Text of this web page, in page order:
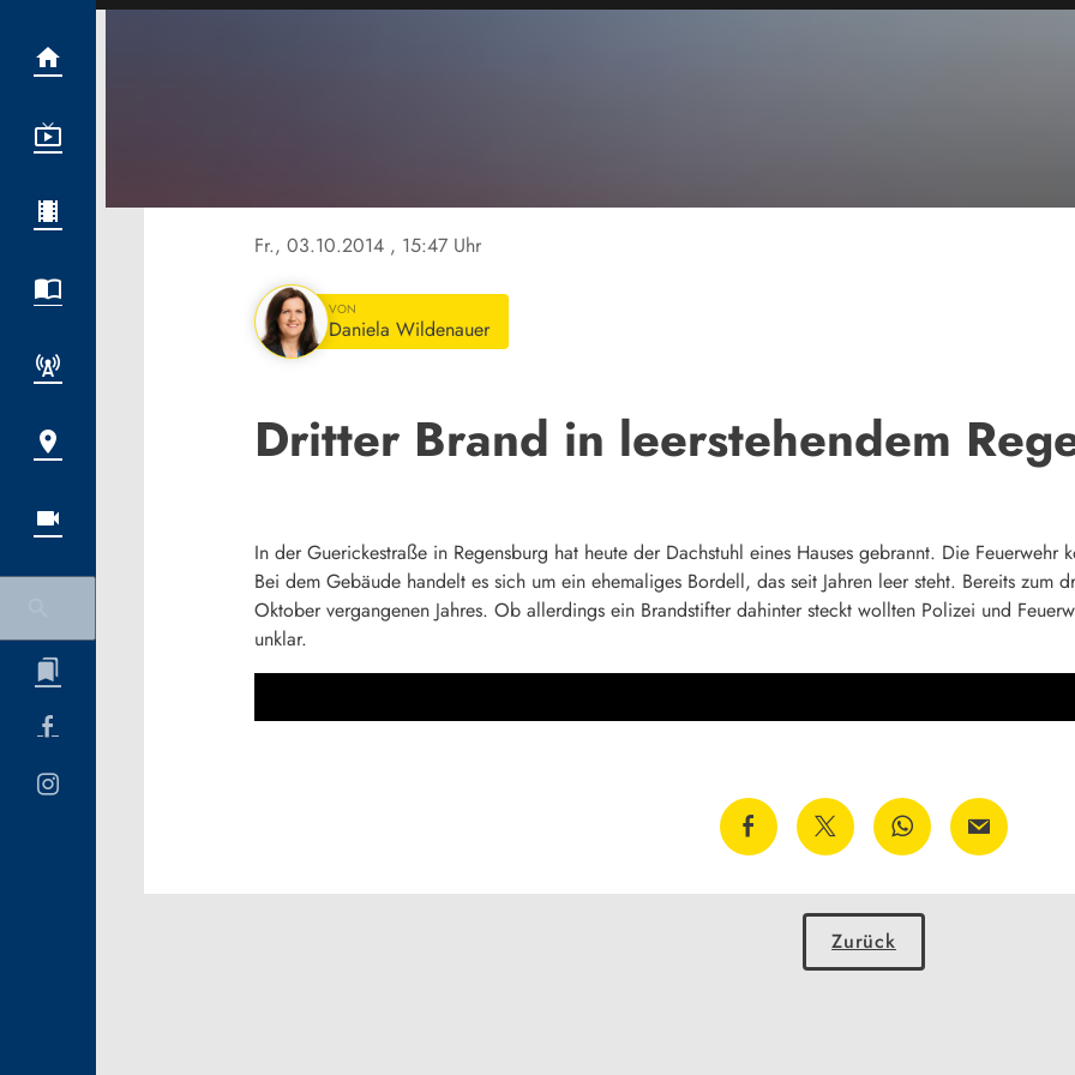
Fr., 03.10.2014 , 15:47 Uhr
VON
Daniela Wildenauer
Dritter Brand in leerstehendem
In der Guerickestraße in Regensburg hat heute der Dachstuhl eines Hauses gebrannt. Die
Bei dem Gebäude handelt es sich um ein ehemaliges Bordell, das seit Jahren leer steht. Bereits
Oktober vergangenen Jahres. Ob allerdings ein Brandstifter dahinter steckt wollten Polizei und
unklar.
Zurück